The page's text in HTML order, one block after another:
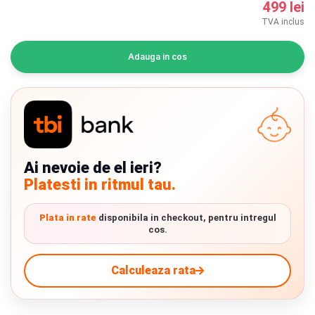
Informatii companie
Despre noi
Regulament giveaway
Showroom
Depozit
499 lei
TVA inclus
Adauga in cos
Ai nevoie de el ieri?
Platesti in ritmul tau.
Plata in ratedisponibila in checkout, pentru intregul
cos.
Calculeaza rata
Livrare prin curier in Romania si in Uniunea
Detalii